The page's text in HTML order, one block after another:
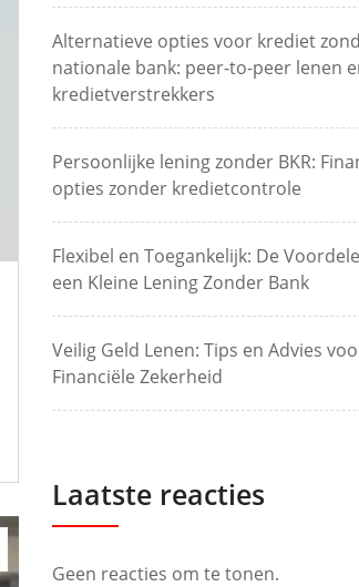
Alternatieve opties voor krediet
nationale bank: peer-to-peer lenen
kredietverstrekkers
Persoonlijke lening zonder BKR:
opties zonder kredietcontrole
Flexibel en Toegankelijk: De
een Kleine Lening Zonder Bank
Veilig Geld Lenen: Tips en Advies
Financiële Zekerheid
Laatste reacties
Geen reacties om te tonen.